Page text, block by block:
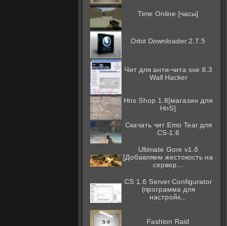
Time Online [часы]
Orbit Downloader 2.7.5
Чит для анти-чита sxe 8.3
Wall Hacker
Hns Shop 1.8[магазин для
HnS]
Скачать чит Emo Tear для
CS-1.6
Ultimate Gore v1.6
[Добавляем жестокость на
сервер...
CS 1.6 Server Configurator
(программа для
настройк...
Fashion Raid